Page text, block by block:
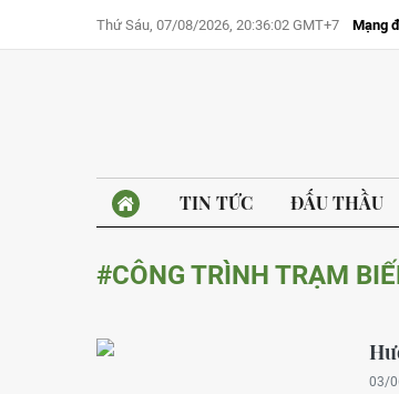
Thứ Sáu, 07/08/2026, 20:36:02 GMT+7 Mạng
TIN TỨC ĐẤU THẦU
#CÔNG TRÌNH TRẠM
03/